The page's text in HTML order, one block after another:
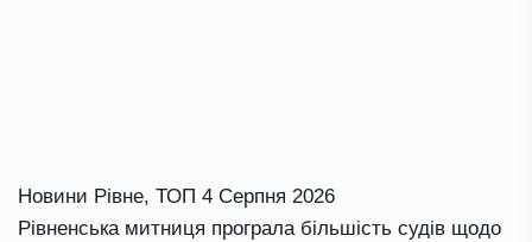
Новини Рівне, ТОП 4 Серпня 2026
Рівненська митниця програла більшість судів щодо